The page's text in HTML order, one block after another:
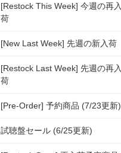
[Restock This Week] 今週の再入
荷
[New Last Week] 先週の新入荷
[Restock Last Week] 先週の再入
荷
[Pre-Order] 予約商品 (7/23更新)
試聴盤セール (6/25更新)